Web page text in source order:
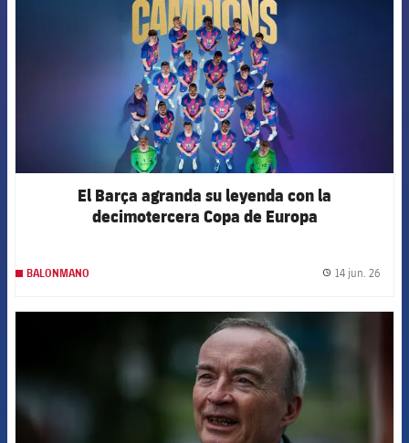
El Barça agranda su leyenda con la
decimotercera Copa de Europa
BALONMANO 14 jun. 26
FCB Barcelona badge